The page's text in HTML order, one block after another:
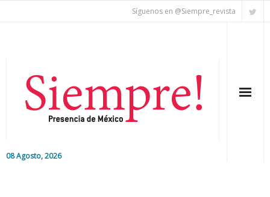
Síguenos en @Siempre_revista
08 Agosto, 2026